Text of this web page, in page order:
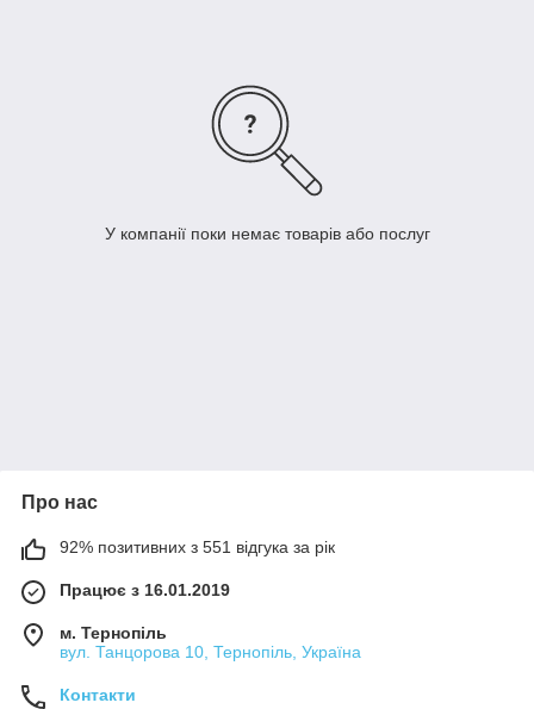
У компанії поки немає товарів або послуг
Про нас
92% позитивних з 551 відгука за рік
Працює з 16.01.2019
м. Тернопіль
вул. Танцорова 10, Тернопіль, Україна
Контакти